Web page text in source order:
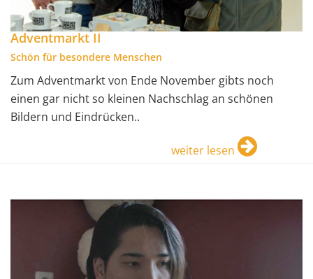
Adventmarkt II
Schön für besondere Menschen
Zum Adventmarkt von Ende November gibts noch
einen gar nicht so kleinen Nachschlag an schönen
Bildern und Eindrücken..
weiter lesen